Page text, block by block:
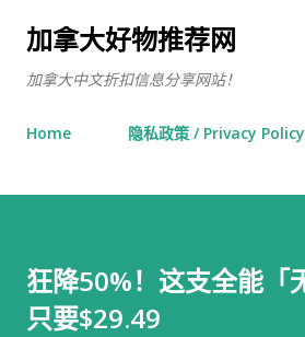
跳至主要内容
加拿大好物推荐网
加拿大中文折扣信息分享网站！
Home 隐私政策 / Privacy Policy
狂降50%！这支全能「
只要$29.49